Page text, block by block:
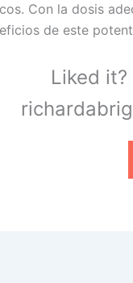
Con la dosis
de este
Liked